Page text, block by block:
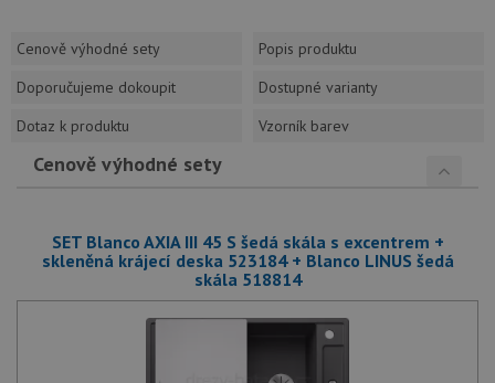
Cenově výhodné sety
Popis produktu
Doporučujeme dokoupit
Dostupné varianty
Dotaz k produktu
Vzorník barev
Cenově výhodné sety
SET Blanco AXIA III 45 S šedá skála s excentrem +
skleněná krájecí deska 523184 + Blanco LINUS šedá
skála 518814